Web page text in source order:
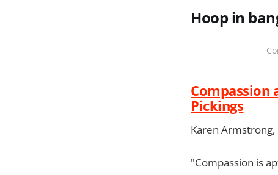
Hoop in
Compassion
Pickings
Karen
"Compassion is